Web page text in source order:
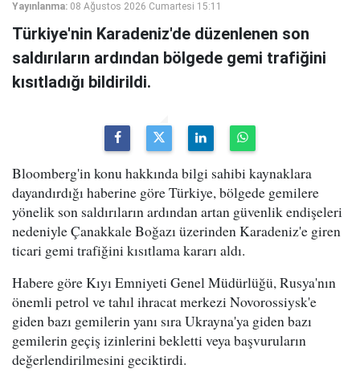
Yayınlanma: 08 Ağustos 2026 Cumartesi 15:11
Türkiye'nin Karadeniz'de düzenlenen son
saldırıların ardından bölgede gemi trafiğini
kısıtladığı bildirildi.
Bloomberg'in konu hakkında bilgi sahibi kaynaklara
dayandırdığı haberine göre Türkiye, bölgede gemilere
yönelik son saldırıların ardından artan güvenlik endişeleri
nedeniyle Çanakkale Boğazı üzerinden Karadeniz'e giren
ticari gemi trafiğini kısıtlama kararı aldı.
Habere göre Kıyı Emniyeti Genel Müdürlüğü, Rusya'nın
önemli petrol ve tahıl ihracat merkezi Novorossiysk'e
giden bazı gemilerin yanı sıra Ukrayna'ya giden bazı
gemilerin geçiş izinlerini bekletti veya başvuruların
değerlendirilmesini geciktirdi.